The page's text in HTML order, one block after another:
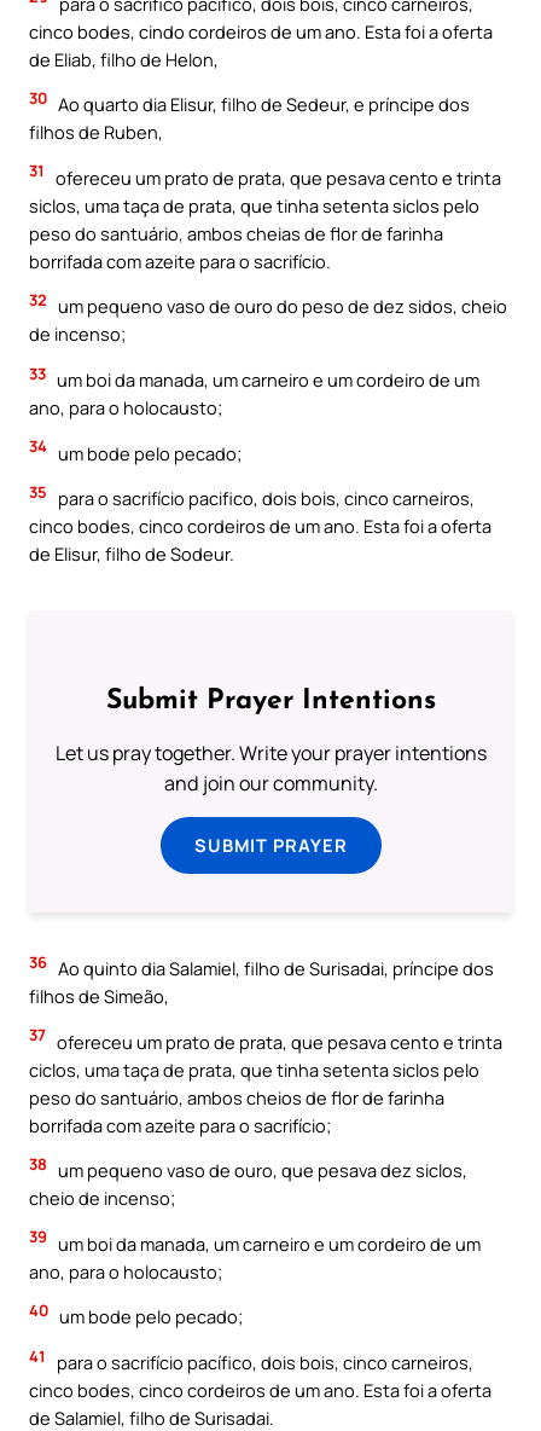
cinco bodes, cindo cordeiros de um ano. Esta foi a oferta
de Eliab, filho de Helon,
30 Ao quarto dia Elisur, filho de Sedeur, e príncipe dos
filhos de Ruben,
31
ofereceu um prato de prata, que pesava cento e trinta
siclos, uma taça de prata, que tinha setenta siclos pelo
peso do santuário, ambos cheias de flor de farinha
borrifada com azeite para o sacrifício.
32 um pequeno vaso de ouro do peso de dez sidos, cheio
de incenso;
33 um boi da manada, um carneiro e um cordeiro de um
ano, para o holocausto;
34 um bode pelo pecado;
35
para o sacrifício pacifico, dois bois, cinco carneiros,
cinco bodes, cinco cordeiros de um ano. Esta foi a oferta
de Elisur, filho de Sodeur.
Submit Prayer Intentions
Let us pray together. Write your prayer intentions
and join our community.
SUBMIT PRAYER
36 Ao quinto dia Salamiel, filho de Surisadai, príncipe dos
filhos de Simeão,
37 ofereceu um prato de prata, que pesava cento e trinta
ciclos, uma taça de prata, que tinha setenta siclos pelo
peso do santuário, ambos cheios de flor de farinha
borrifada com azeite para o sacrifício;
38 um pequeno vaso de ouro, que pesava dez siclos,
cheio de incenso;
39 um boi da manada, um carneiro e um cordeiro de um
ano, para o holocausto;
40 um bode pelo pecado;
41
para o sacrifício pacífico, dois bois, cinco carneiros,
cinco bodes, cinco cordeiros de um ano. Esta foi a oferta
de Salamiel, filho de Surisadai.